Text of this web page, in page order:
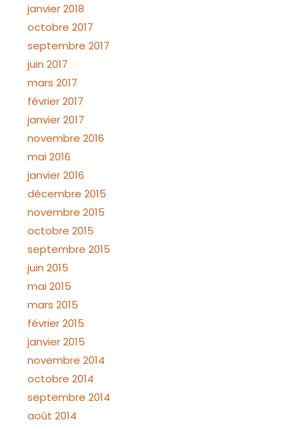
janvier 2018
octobre 2017
septembre 2017
juin 2017
mars 2017
février 2017
janvier 2017
novembre 2016
mai 2016
janvier 2016
décembre 2015
novembre 2015
octobre 2015
septembre 2015
juin 2015
mai 2015
mars 2015
février 2015
janvier 2015
novembre 2014
octobre 2014
septembre 2014
août 2014